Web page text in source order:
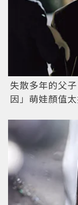
失散多年的父
因」萌娃顏值